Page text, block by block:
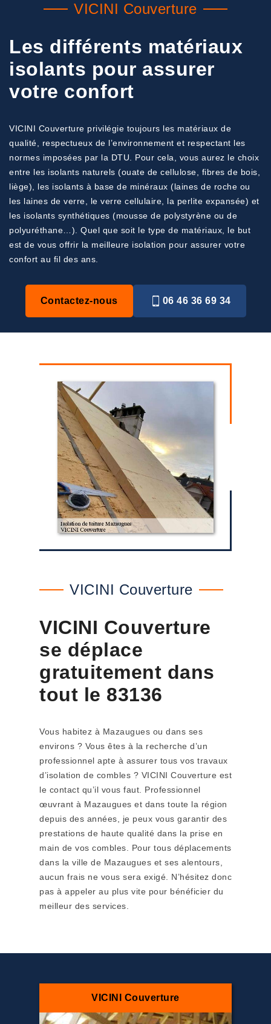
VICINI Couverture
Les différents matériaux
isolants pour assurer
votre confort
VICINI Couverture privilégie toujours les matériaux de
qualité, respectueux de l’environnement et respectant les
normes imposées par la DTU. Pour cela, vous aurez le choix
entre les isolants naturels (ouate de cellulose, fibres de bois,
liège), les isolants à base de minéraux (laines de roche ou
les laines de verre, le verre cellulaire, la perlite expansée) et
les isolants synthétiques (mousse de polystyrène ou de
polyuréthane…). Quel que soit le type de matériaux, le but
est de vous offrir la meilleure isolation pour assurer votre
confort au fil des ans.
Contactez-nous 06 46 36 69 34
VICINI Couverture
VICINI Couverture
se déplace
gratuitement dans
tout le 83136
Vous habitez à Mazaugues ou dans ses
environs ? Vous êtes à la recherche d’un
professionnel apte à assurer tous vos travaux
d’isolation de combles ? VICINI Couverture est
le contact qu’il vous faut. Professionnel
œuvrant à Mazaugues et dans toute la région
depuis des années, je peux vous garantir des
prestations de haute qualité dans la prise en
main de vos combles. Pour tous déplacements
dans la ville de Mazaugues et ses alentours,
aucun frais ne vous sera exigé. N’hésitez donc
pas à appeler au plus vite pour bénéficier du
meilleur des services.
VICINI Couverture